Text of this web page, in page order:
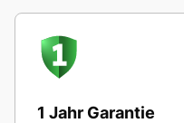
1 Jahr Garantie